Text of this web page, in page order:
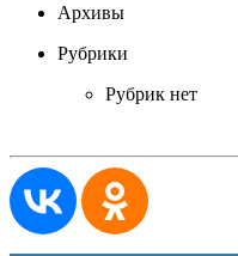
Архивы
Рубрики
Рубрик нет